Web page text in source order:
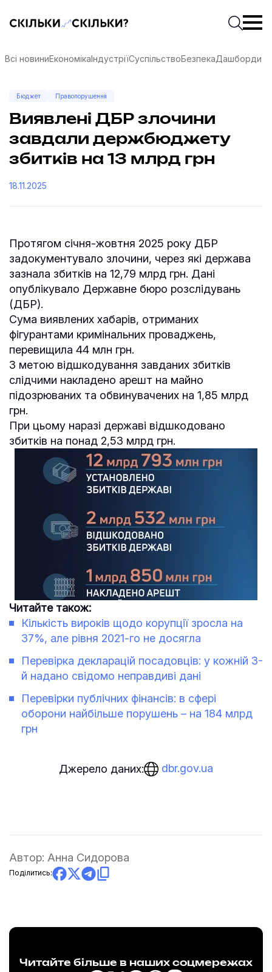
Скільки-скільки? — Медіа про суспільні даніПочати
Всі новиниЕкономікаІндустріїСуспільствоБезпекаДашборди
Бюджет Правопорушення
Виявлені ДБР злочини
завдали держбюджету
збитків на 13 млрд грн
18.11.2025
Протягом січня-жовтня 2025 року ДБР
задокументувало злочини, через які держава
зазнала збитків на 12,79 млрд грн. Дані
опублікувало Державне бюро розслідувань
(ДБР).
Сума виявлених хабарів, отриманих
фігурантами кримінальних проваджень,
перевищила 44 млн грн.
З метою відшкодування завданих збитків
слідчими накладено арешт на майно
підозрюваних та обвинувачених на 1,85 млрд
грн.
При цьому наразі державі відшкодовано
збитків на понад 2,53 млрд грн.
Читайте також:
Кількість вироків щодо корупції зросла на
37%, але рівня 2021-го не досягла
Перевірка декларацій посадовців: у кожній 3-
й надано свідомо неправдиві дані
Перевірки публічних фінансів: в сфері
оборони найбільше порушень – на 184 млрд
грн
Джерело даних: dbr.gov.ua
Автор: Анна Сидорова
Поділитись:
Читайте більше в наших соцмережах